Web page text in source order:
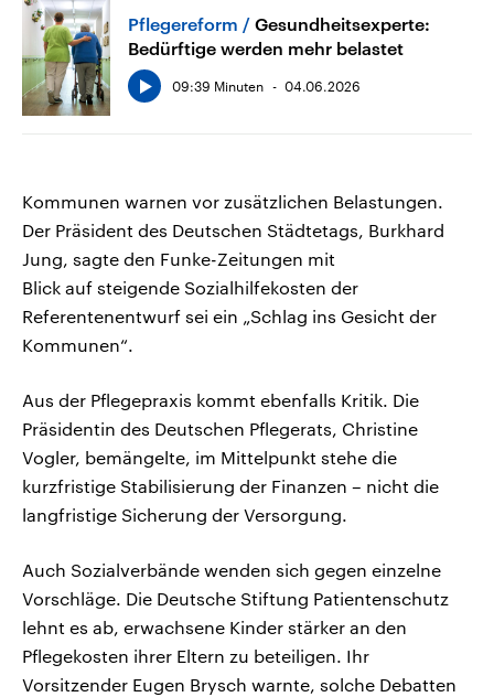
Pflegereform
Gesundheitsexperte:
Bedürftige werden mehr belastet
09:39 Minuten 04.06.2026
Kommunen warnen vor zusätzlichen Belastungen.
Der Präsident des Deutschen Städtetags, Burkhard
Jung, sagte den Funke-Zeitungen mit
Blick auf steigende Sozialhilfekosten der
Referentenentwurf sei ein „Schlag ins Gesicht der
Kommunen“.
Aus der Pflegepraxis kommt ebenfalls Kritik. Die
Präsidentin des Deutschen Pflegerats, Christine
Vogler, bemängelte, im Mittelpunkt stehe die
kurzfristige Stabilisierung der Finanzen – nicht die
langfristige Sicherung der Versorgung.
Auch Sozialverbände wenden sich gegen einzelne
Vorschläge. Die Deutsche Stiftung Patientenschutz
lehnt es ab, erwachsene Kinder stärker an den
Pflegekosten ihrer Eltern zu beteiligen. Ihr
Vorsitzender Eugen Brysch warnte, solche Debatten